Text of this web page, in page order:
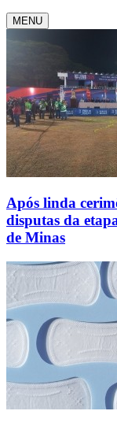
MENU
Após linda
disputas da
de Minas